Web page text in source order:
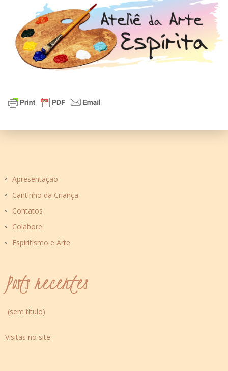
Apresentação
Cantinho da Criança
Contatos
Colabore
Espiritismo e Arte
Posts recentes
(sem título)
Visitas no site